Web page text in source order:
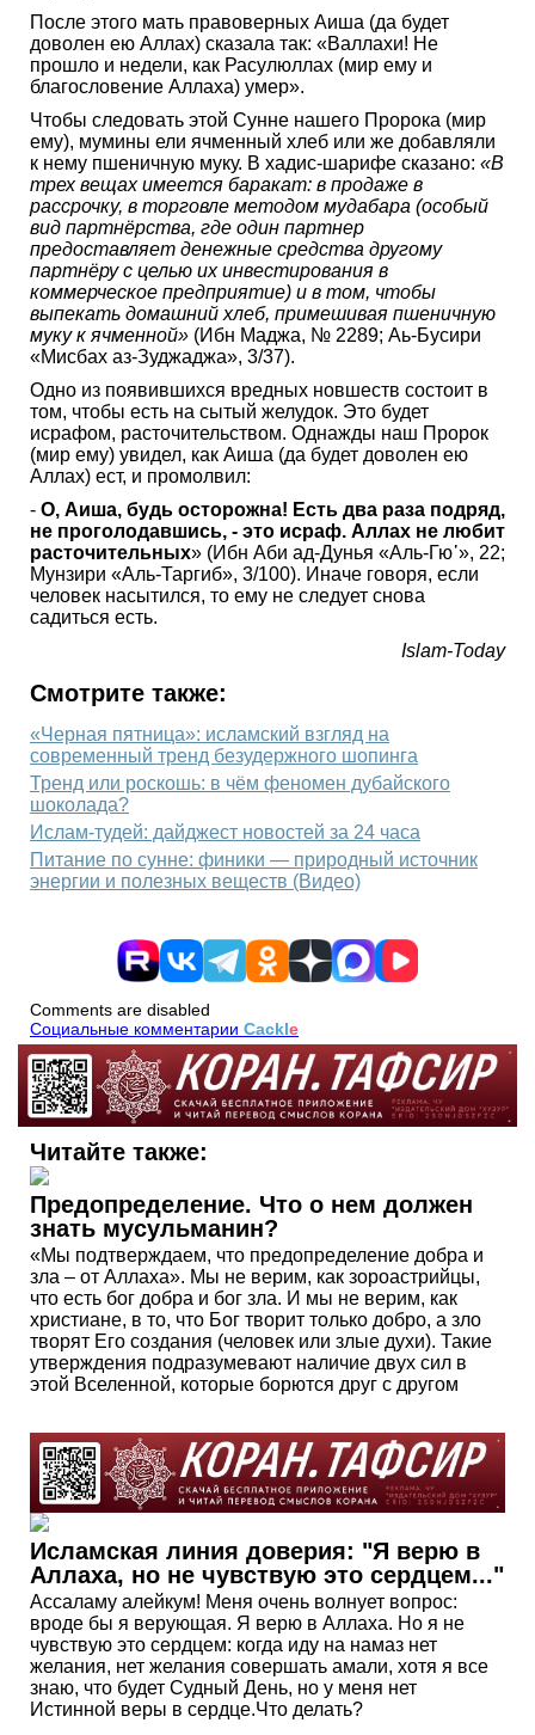
После этого мать правоверных Аиша (да будет
доволен ею Аллах) сказала так: «Валлахи! Не
прошло и недели, как Расулюллах (мир ему и
благословение Аллаха) умер».
Чтобы следовать этой Сунне нашего Пророка (мир
ему), мумины ели ячменный хлеб или же добавляли
к нему пшеничную муку. В хадис-шарифе сказано: «В
трех вещах имеется баракат: в продаже в
рассрочку, в торговле методом мудабара (особый
вид партнёрства, где один партнер
предоставляет денежные средства другому
партнёру с целью их инвестирования в
коммерческое предприятие) и в том, чтобы
выпекать домашний хлеб, примешивая пшеничную
муку к ячменной» (Ибн Маджа, № 2289; Аь-Бусири
«Мисбах аз-Зуджаджа», 3/37).
Одно из появившихся вредных новшеств состоит в
том, чтобы есть на сытый желудок. Это будет
исрафом, расточительством. Однажды наш Пророк
(мир ему) увидел, как Аиша (да будет доволен ею
Аллах) ест, и промолвил:
- О, Аиша, будь осторожна! Есть два раза подряд,
не проголодавшись, - это исраф. Аллах не любит
расточительных» (Ибн Аби ад-Дунья «Аль-Гю᾿», 22;
Мунзири «Аль-Таргиб», 3/100). Иначе говоря, если
человек насытился, то ему не следует снова
садиться есть.
Islam-Today
Смотрите также:
«Черная пятница»: исламский взгляд на
современный тренд безудержного шопинга
Тренд или роскошь: в чём феномен дубайского
шоколада?
Ислам-тудей: дайджест новостей за 24 часа
Питание по сунне: финики — природный источник
энергии и полезных веществ (Видео)
Comments are disabled
Социальные комментарии Cackle
Читайте также:
Предопределение. Что о нем должен
знать мусульманин?
«Мы подтверждаем, что предопределение добра и
зла – от Аллаха». Мы не верим, как зороастрийцы,
что есть бог добра и бог зла. И мы не верим, как
христиане, в то, что Бог творит только добро, а зло
творят Его создания (человек или злые духи). Такие
утверждения подразумевают наличие двух сил в
этой Вселенной, которые борются друг с другом
Исламская линия доверия: "Я верю в
Аллаха, но не чувствую это сердцем..."
Ассаламу алейкум! Меня очень волнует вопрос:
вроде бы я верующая. Я верю в Аллаха. Но я не
чувствую это сердцем: когда иду на намаз нет
желания, нет желания совершать амали, хотя я все
знаю, что будет Судный День, но у меня нет
Истинной веры в сердце.Что делать?